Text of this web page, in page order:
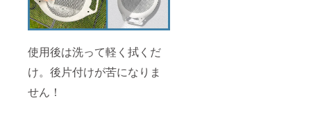
使用後は洗って軽く拭くだ
け。後片付けが苦になりま
せん！